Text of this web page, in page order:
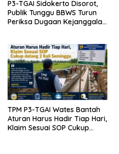
P3-TGAI Sidokerto Disorot,
Publik Tunggu BBWS Turun
Periksa Dugaan Kejanggalan
TPM P3-TGAI Wates Bantah
Aturan Harus Hadir Tiap Hari,
Klaim Sesuai SOP Cukup